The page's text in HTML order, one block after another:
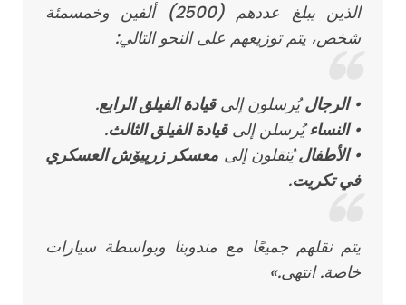
الذين يبلغ عددهم (2500) ألفين وخمسمئة
شخص، يتم توزيعهم على النحو التالي:
•الرجاليُرسلون إلىقيادة الفيلق الرابع.
•النساءيُرسلن إلىقيادة الفيلق الثالث.
•الأطفاليُنقلون إلى معسكر زرپیۆش العسكري
في تكريت.
يتم نقلهم جميعًا مع مندوبنا وبواسطة سيارات
خاصة. انتهى.»